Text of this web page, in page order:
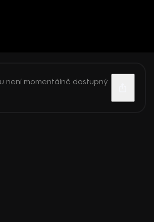
není momentálně dostupný